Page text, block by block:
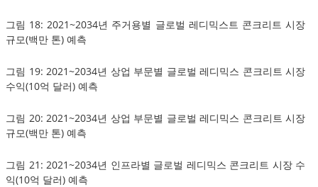
그림 18: 2021~2034년 주거용별 글로벌 레디믹스트 콘크리트 시장
규모(백만 톤) 예측
그림 19: 2021~2034년 상업 부문별 글로벌 레디믹스 콘크리트 시장
수익(10억 달러) 예측
그림 20: 2021~2034년 상업 부문별 글로벌 레디믹스 콘크리트 시장
규모(백만 톤) 예측
그림 21: 2021~2034년 인프라별 글로벌 레디믹스 콘크리트 시장 수
익(10억 달러) 예측